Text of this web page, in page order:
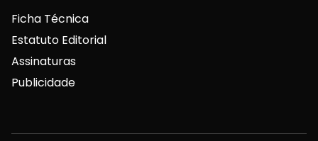
Ficha Técnica
Estatuto Editorial
Assinaturas
Publicidade